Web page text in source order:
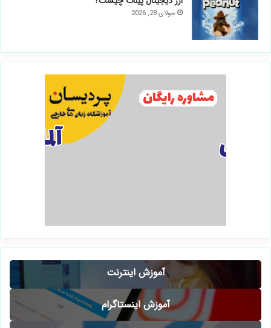
جولای 28, 2026
آموزش اینترنت
آموزش اینستاگرام